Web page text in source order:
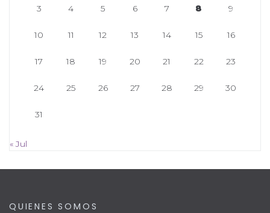
3 4 5 6 7 8 9
10 11 12 13 14 15 16
17 18 19 20 21 22 23
24 25 26 27 28 29 30
31
« Jul
QUIENES SOMOS